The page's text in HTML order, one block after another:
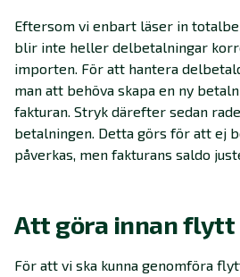
Eftersom vi enbart läser in
blir inte heller delbetalningar
importen. För att hantera
man att behöva skapa en ny
fakturan. Stryk därefter sedan
betalningen. Detta görs för att ej
påverkas, men fakturans saldo
Att göra innan flytt
För att vi ska kunna genomföra